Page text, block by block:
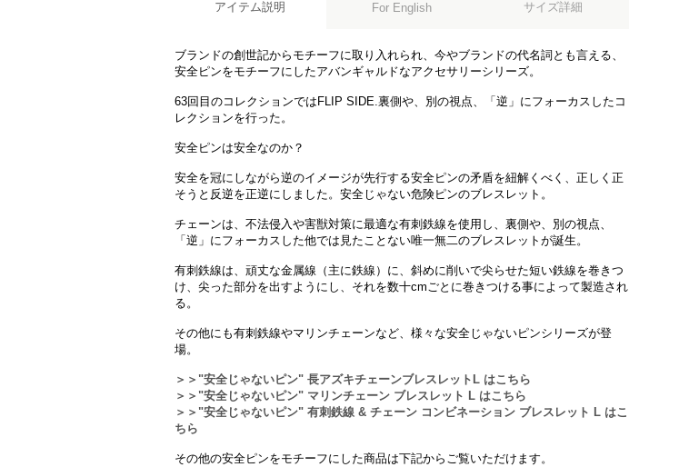
アイテム説明 For English サイズ詳細
ブランドの創世記からモチーフに取り入れられ、今やブランドの代名詞とも言える、
安全ピンをモチーフにしたアバンギャルドなアクセサリーシリーズ。
63回目のコレクションではFLIP SIDE.裏側や、別の視点、「逆」にフォーカスしたコ
レクションを行った。
安全ピンは安全なのか？
安全を冠にしながら逆のイメージが先行する安全ピンの矛盾を紐解くべく、正しく正
そうと反逆を正逆にしました。安全じゃない危険ピンのブレスレット。
チェーンは、不法侵入や害獣対策に最適な有刺鉄線を使用し、裏側や、別の視点、
「逆」にフォーカスした他では見たことない唯一無二のブレスレットが誕生。
有刺鉄線は、頑丈な金属線（主に鉄線）に、斜めに削いで尖らせた短い鉄線を巻きつ
け、尖った部分を出すようにし、それを数十cmごとに巻きつける事によって製造され
る。
その他にも有刺鉄線やマリンチェーンなど、様々な安全じゃないピンシリーズが登
場。
＞＞"安全じゃないピン" 長アズキチェーンブレスレットL はこちら
＞＞"安全じゃないピン" マリンチェーン ブレスレット L はこちら
＞＞"安全じゃないピン" 有刺鉄線 & チェーン コンビネーション ブレスレット L はこ
ちら
その他の安全ピンをモチーフにした商品は下記からご覧いただけます。